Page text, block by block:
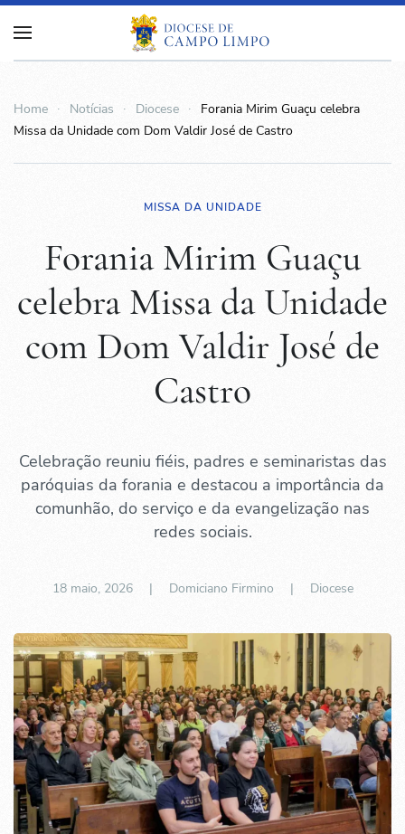
Home Notícias Diocese
Forania Mirim Guaçu celebra
Missa da Unidade com Dom Valdir José de Castro
MISSA DA UNIDADE
Forania Mirim Guaçu
celebra Missa da Unidade
com Dom Valdir José de
Castro
Celebração reuniu fiéis, padres e seminaristas das
paróquias da forania e destacou a importância da
comunhão, do serviço e da evangelização nas
redes sociais.
18 maio, 2026| Domiciano Firmino | Diocese